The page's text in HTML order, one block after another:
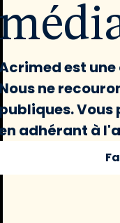
est
Nous ne
publiques. Vous
adhérant à